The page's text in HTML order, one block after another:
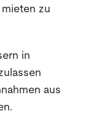
zu
in
aus